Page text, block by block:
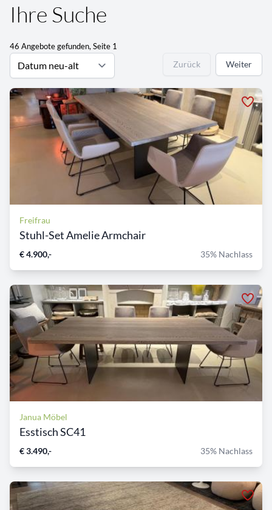
Ihre Suche
46 Angebote gefunden, Seite 1
Zurück Weiter
Freifrau
Stuhl-Set Amelie Armchair
€ 4.900,- 35% Nachlass
Janua Möbel
Esstisch SC41
€ 3.490,- 35% Nachlass